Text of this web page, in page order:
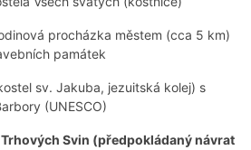
procházka městem (cca 5 km)
památek
sv. Jakuba, jezuitská kolej) s
(UNESCO)
Svin (předpokládaný návrat